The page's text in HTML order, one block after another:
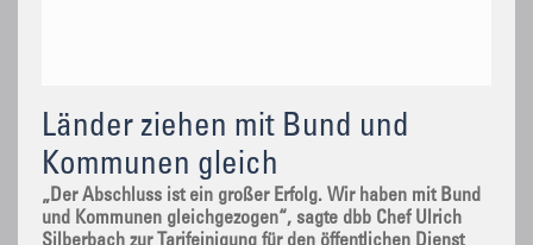
Länder ziehen mit Bund und
Kommunen gleich
„Der Abschluss ist ein großer Erfolg. Wir haben mit Bund
und Kommunen gleichgezogen“, sagte dbb Chef Ulrich